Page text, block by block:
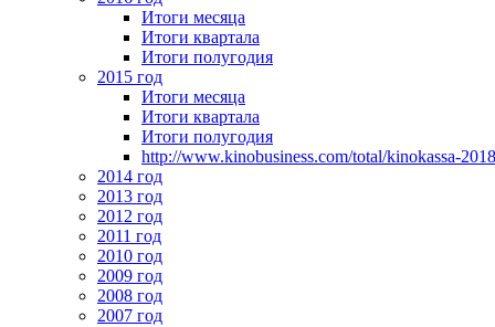
Итоги месяца
Итоги квартала
Итоги полугодия
2015 год
Итоги месяца
Итоги квартала
Итоги полугодия
http://www.kinobusiness.com/total/kinokassa-
2014 год
2013 год
2012 год
2011 год
2010 год
2009 год
2008 год
2007 год